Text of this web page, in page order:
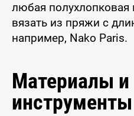
любая
вязать из пряжи с
например, Nako Paris.
Материалы и
инструменты